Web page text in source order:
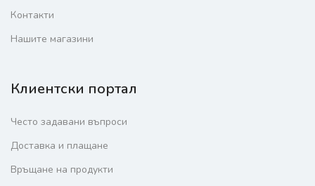
Контакти
Нашите магазини
Клиентски портал
Често задавани въпроси
Доставка и плащане
Връщане на продукти